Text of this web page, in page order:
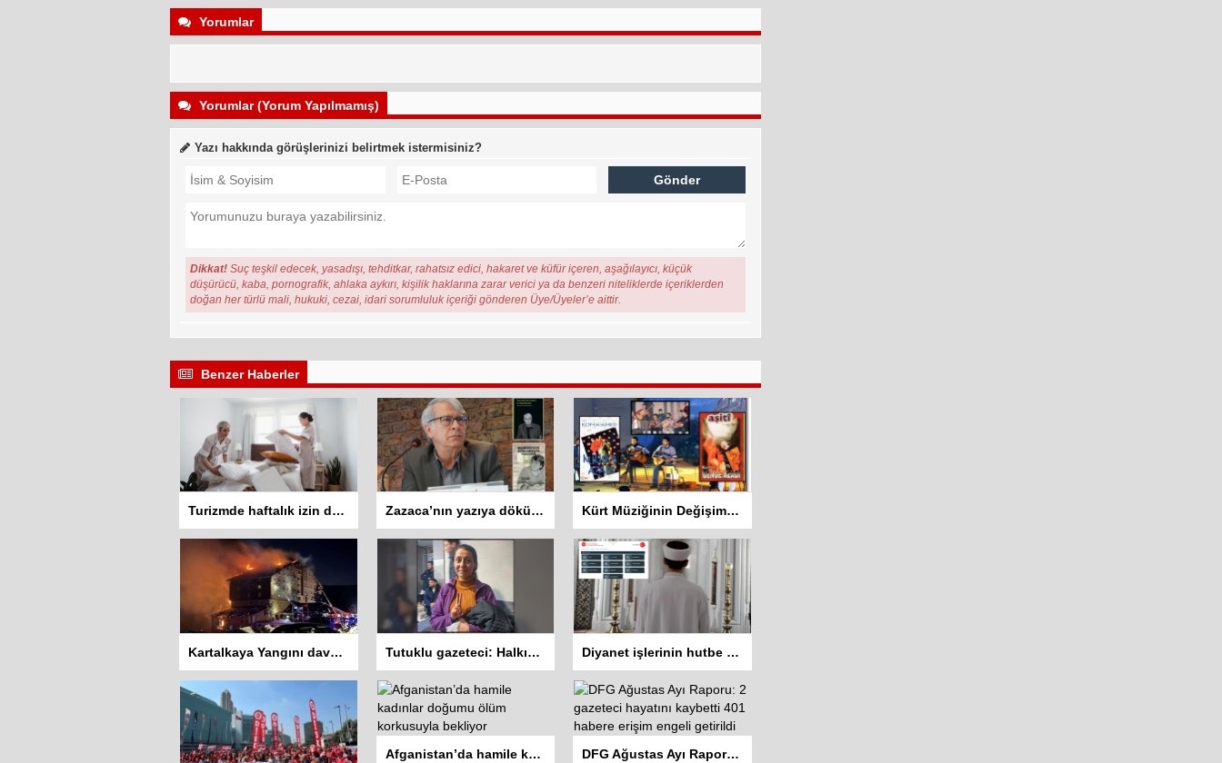
soruşturma, sürgün
Yorumlar
Yorumlar (Yorum Yapılmamış)
Yazı hakkında görüşlerinizi belirtmek istermisiniz?
Dikkat! Suç teşkil edecek, yasadışı, tehditkar, rahatsız edici, hakaret ve küfür içeren, aşağılayıcı, küçük
düşürücü, kaba, pornografik, ahlaka aykırı, kişilik haklarına zarar verici ya da benzeri niteliklerde içeriklerden
doğan her türlü mali, hukuki, cezai, idari sorumluluk içeriği gönderen Üye/Üyeler’e aittir.
Benzer Haberler
Turizmde haftalık izin düzenlemesi tartışma yarattı: İşçiler 10 gün çalışmadan izin kullanamayacak Zazaca’nın yazıya dökülen sesi: Mehemed Malmîsanij Kürt Müziğinin Değişim Hikayesi: Koma Dengê Azadî ve Koma Amed
Kartalkaya Yangını davasında dört sanığa ev hapsi kararı Tutuklu gazeteci: Halkın haber alma hakkını savunacağız Diyanet işlerinin hutbe sisteminde 8 dil var Kürtçe yok
Afganistan’da hamile kadınlar doğumu ölüm korkusuyla bekliyor DFG Ağustas Ayı Raporu: 2 gazeteci hayatını kaybetti 401 habere erişim engeli getirildi